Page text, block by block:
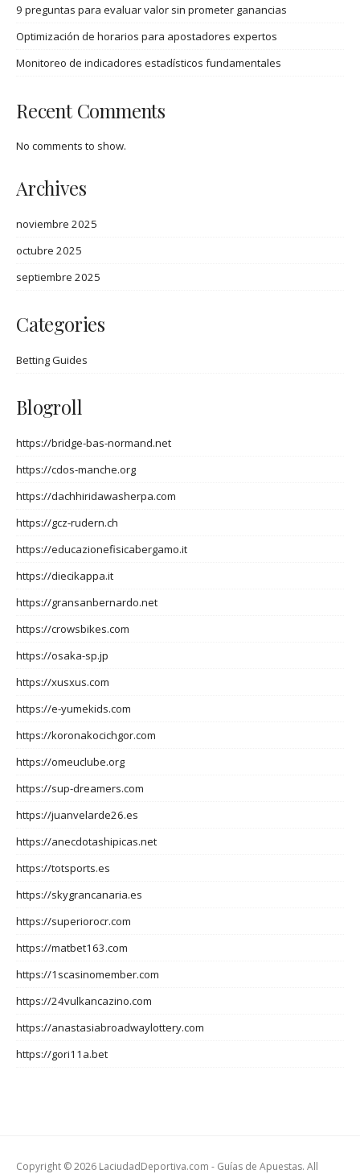
9 preguntas para evaluar valor sin prometer ganancias
Optimización de horarios para apostadores expertos
Monitoreo de indicadores estadísticos fundamentales
Recent Comments
No comments to show.
Archives
noviembre 2025
octubre 2025
septiembre 2025
Categories
Betting Guides
Blogroll
https://bridge-bas-normand.net
https://cdos-manche.org
https://dachhiridawasherpa.com
https://gcz-rudern.ch
https://educazionefisicabergamo.it
https://diecikappa.it
https://gransanbernardo.net
https://crowsbikes.com
https://osaka-sp.jp
https://xusxus.com
https://e-yumekids.com
https://koronakocichgor.com
https://omeuclube.org
https://sup-dreamers.com
https://juanvelarde26.es
https://anecdotashipicas.net
https://totsports.es
https://skygrancanaria.es
https://superiorocr.com
https://matbet163.com
https://1scasinomember.com
https://24vulkancazino.com
https://anastasiabroadwaylottery.com
https://gori11a.bet
Copyright © 2026 LaciudadDeportiva.com - Guías de Apuestas. All